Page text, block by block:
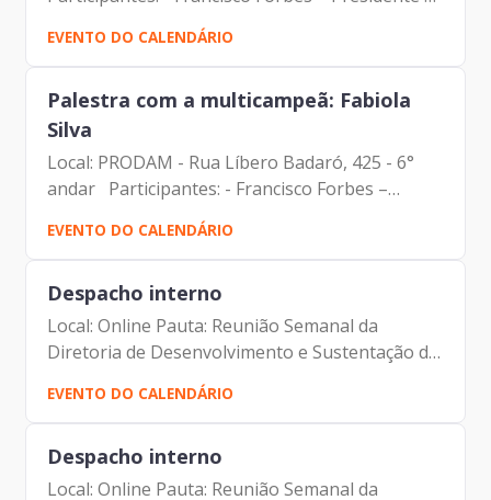
Prodam-SP - Maurício Serpa – Secretário
Adjunto | Secretaria Municipal da Saúde - Tiago
Miguel da...
EVENTO DO CALENDÁRIO
Palestra com a multicampeã: Fabiola
Silva
Local: PRODAM - Rua Líbero Badaró, 425 - 6°
andar Participantes: - Francisco Forbes –
Presidente | Prodam-SP - Colaboradores|
Prodam-SP
EVENTO DO CALENDÁRIO
Despacho interno
Local: Online Pauta: Reunião Semanal da
Diretoria de Desenvolvimento e Sustentação de
Sistemas Participantes: - Francisco Forbes –
Presidente | Prodam-SP - André Tomiatto de
Oliveira - Assessor...
EVENTO DO CALENDÁRIO
Despacho interno
Local: Online Pauta: Reunião Semanal da